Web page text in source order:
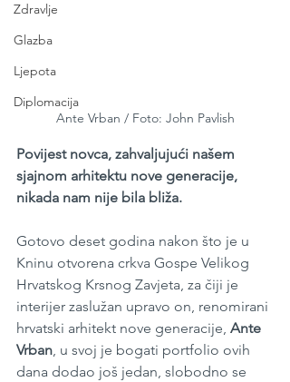
Zdravlje
Glazba
Ljepota
Diplomacija
Ante Vrban / Foto: John Pavlish
Povijest novca, zahvaljujući našem
sjajnom arhitektu nove generacije,
nikada nam nije bila bliža.
Gotovo deset godina nakon što je u
Kninu otvorena crkva Gospe Velikog
Hrvatskog Krsnog Zavjeta, za čiji je
interijer zaslužan upravo on, renomirani
hrvatski arhitekt nove generacije, Ante
Vrban, u svoj je bogati portfolio ovih
dana dodao još jedan, slobodno se